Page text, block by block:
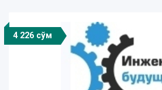
4 226 сўм